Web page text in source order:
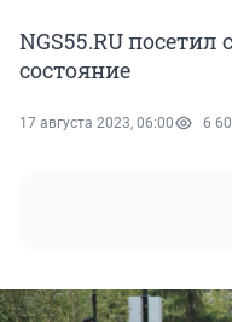
NGS55.RU посетил
состояние
17 августа 2023, 06:00 6